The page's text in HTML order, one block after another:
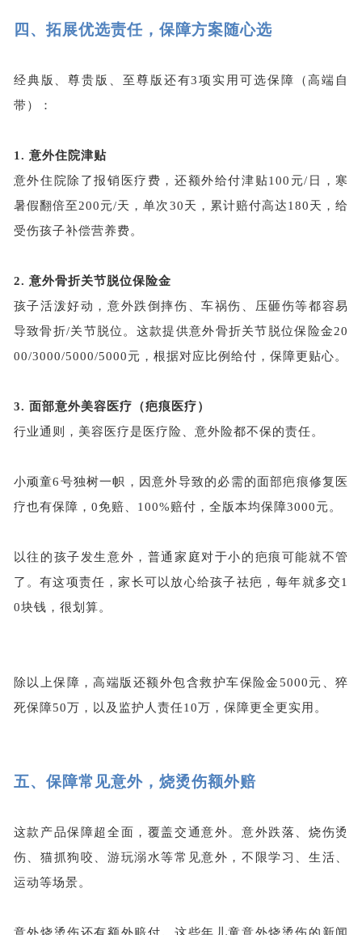
四、 拓展优选责任，保障方案随心选
经典版、尊贵版、至尊版还有3项实用可选保障（高端自
带）：
1. 意外住院津贴
意外住院除了报销医疗费，还额外给付津贴100元/日，寒
暑假翻倍至200元/天，单次30天， 累计赔付高达180天，给
受伤孩子补偿营养费。
2. 意外骨折关节脱位保险金
孩子活泼好动，意外跌倒摔伤、车祸伤、压砸伤等都容易
导致骨折/关节脱位。这款提供意外骨折关节脱位保险金20
00/3000/5000/5000元，根据对应比例给付，保障更贴心。
3. 面部意外美容医疗（疤痕医疗）
行业通则，美容医疗是医疗险、意外险都不保的责任。
小顽童6号独树一帜，因意外导致的必需的面部疤痕修复医
疗也有保障，0免赔、100%赔付，全版本均保障3000元。
以往的孩子发生意外，普通家庭对于小的疤痕可能就不管
了。有这项责任，家长可以放心给孩子祛疤，每年就多交1
0块钱，很划算。
除以上保障，高端版还额外包含救护车保险金5000元、猝
死保障50万，以及监护人责任10万，保障更全更实用。
五、 保障常见意外，烧烫伤额外赔
这款产品保障超全面，覆盖交通意外。意外跌落、烧伤烫
伤、猫抓狗咬、游玩溺水等常见意外，不限学习、生活、
运动等场景。